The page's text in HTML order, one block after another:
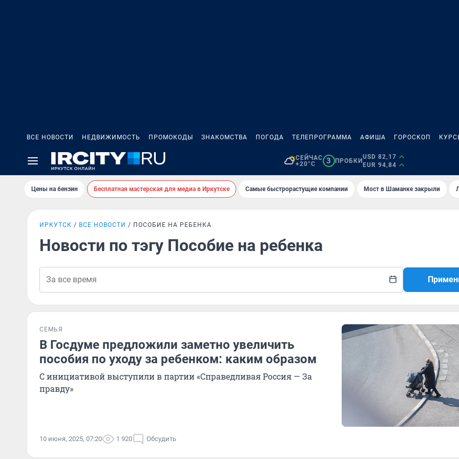
ВСЕ НОВОСТИ НЕДВИЖИМОСТЬ ПРОМОКОДЫ ЗНАКОМСТВА ПОГОДА ТЕЛЕПРОГРАММА АФИША ГОРОСКОП
СЕЙЧАС
+20°C
3 ПРОБКИ
USD 82,17
EUR 94,84
Цены на бензин Бесплатная мастерская для медиа в Иркутске Самые быстрорастущие компании Мост в Шаманке закрыли
ИРКУТСК ВСЕ НОВОСТИ ПОСОБИЕ НА РЕБЕНКА
Новости по тэгу Пособие на ребенка
СЕМЬЯ
В Госдуме предложили заметно увеличить
пособия по уходу за ребенком: каким образом
С инициативой выступили в партии «Справедливая Россия — За
правду»
10 июня, 2025, 07:20 1 920 Обсудить